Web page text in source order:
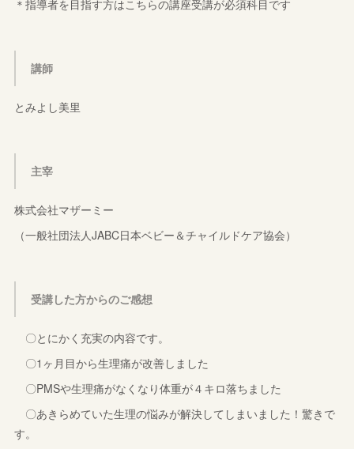
＊指導者を目指す方はこちらの講座受講が必須科目です
講師
とみよし美里
主宰
株式会社マザーミー
（一般社団法人JABC日本ベビー＆チャイルドケア協会）
受講した方からのご感想
〇とにかく充実の内容です。
〇1ヶ月目から生理痛が改善しました
〇PMSや生理痛がなくなり体重が４キロ落ちました
〇あきらめていた生理の悩みが解決してしまいました！驚きで
す。